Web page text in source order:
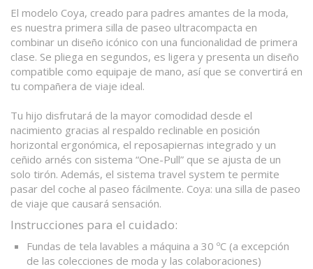
El modelo Coya, creado para padres amantes de la moda,
es nuestra primera silla de paseo ultracompacta en
combinar un diseño icónico con una funcionalidad de primera
clase. Se pliega en segundos, es ligera y presenta un diseño
compatible como equipaje de mano, así que se convertirá en
tu compañera de viaje ideal.
Tu hijo disfrutará de la mayor comodidad desde el
nacimiento gracias al respaldo reclinable en posición
horizontal ergonómica, el reposapiernas integrado y un
ceñido arnés con sistema “One-Pull” que se ajusta de un
solo tirón. Además, el sistema travel system te permite
pasar del coche al paseo fácilmente. Coya: una silla de paseo
de viaje que causará sensación.
Instrucciones para el cuidado:
Fundas de tela lavables a máquina a 30 ºC (a excepción
de las colecciones de moda y las colaboraciones)